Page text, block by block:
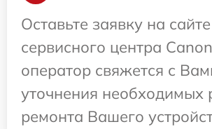
Оставьте заявку на сайте
сервисного центра
оператор свяжется с
уточнения необходимых
ремонта Вашего